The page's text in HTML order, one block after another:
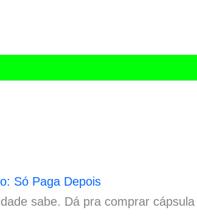
Só Paga Depois
sabe. Dá pra comprar